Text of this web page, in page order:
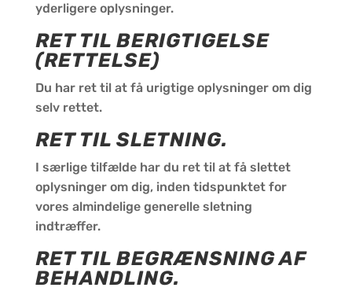
yderligere oplysninger.
RET TIL BERIGTIGELSE
(RETTELSE)
Du har ret til at få urigtige oplysninger om dig
selv rettet.
RET TIL SLETNING.
I særlige tilfælde har du ret til at få slettet
oplysninger om dig, inden tidspunktet for
vores almindelige generelle sletning
indtræffer.
RET TIL BEGRÆNSNING AF
BEHANDLING.